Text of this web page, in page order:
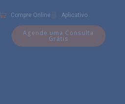
Compre Online Aplicativo
Agende uma Consulta
Grátis